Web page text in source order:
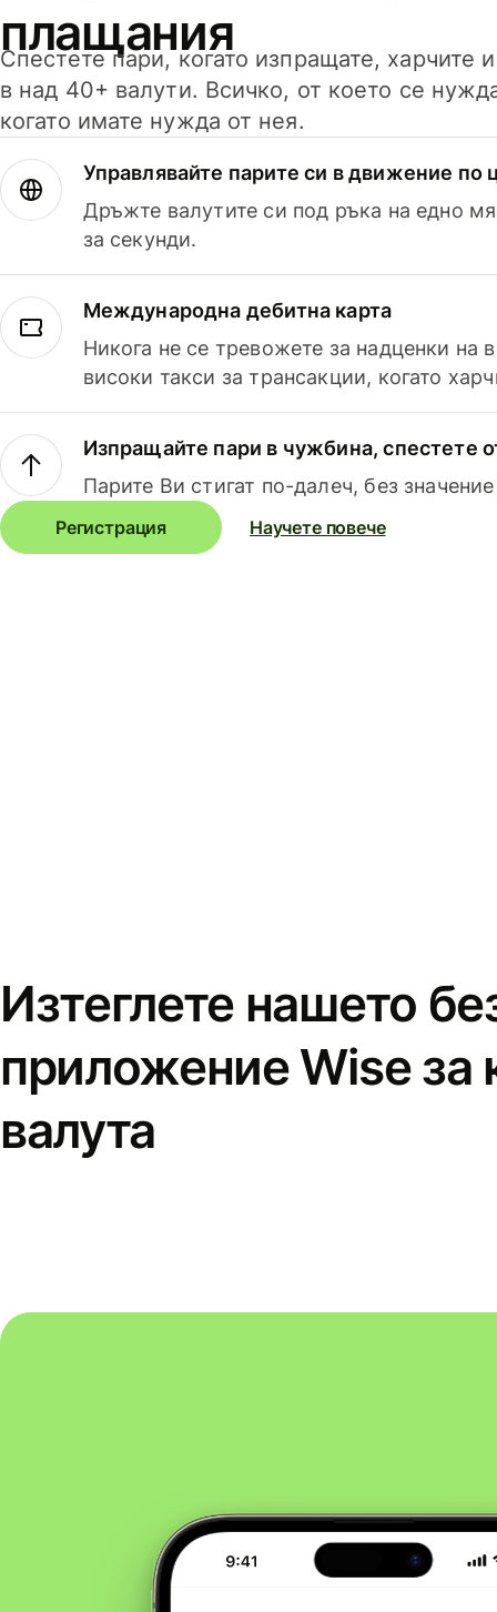
плащания
Спестете пари, когато изпращате, харчите
в над 40+ валути. Всичко, от което се
когато имате нужда от нея.
Управлявайте парите си в движение по
Дръжте валутите си под ръка на едно
за секунди.
Международна дебитна карта
Никога не се тревожете за надценки на
високи такси за трансакции, когато
Изпращайте пари в чужбина, спестете
Парите Ви стигат по-далеч, без
Регистрация Научете повече
Изтеглете нашето
приложение Wise за
валута